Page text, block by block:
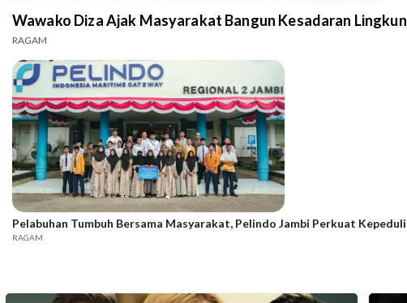
Wawako Diza Ajak Masyarakat Bangun Kesadaran
RAGAM
Pelabuhan Tumbuh Bersama Masyarakat, Pelindo Jambi Perkuat
RAGAM